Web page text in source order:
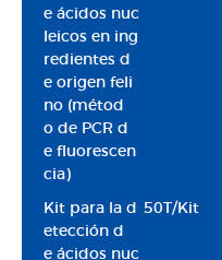
e ácidos nuc
leicos en ing
redientes d
e origen feli
no (métod
o de PCR d
e fluorescen
cia)
Kit para la d
etección d
e ácidos nuc
50T/Kit